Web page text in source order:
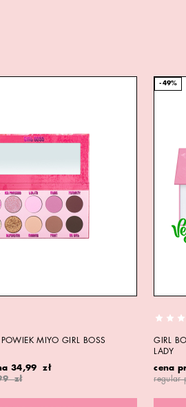
POWIEK MIYO GIRL BOSS
34,99 zł
zł
-49%
GIRL
LADY
cena
regular